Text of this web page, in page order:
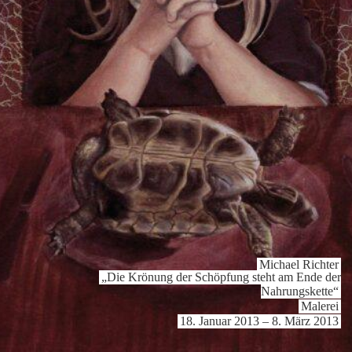
Michael Richter
„Die Krönung der Schöpfung steht am Ende der
Nahrungs­kette“
Malerei
18. Januar 2013 – 8. März 2013